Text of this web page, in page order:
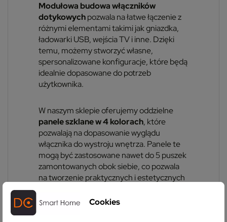
Modułowa budowa włączników
dotykowychpozwala na łatwe łączenie z
różnymi elementami takimi jak gniazdka,
ładowarki USB, wejścia TV i inne. Dzięki
temu, możemy stworzyć własne,
spersonalizowane konfiguracje, które będą
idealnie dopasowane do potrzeb
użytkownika.
W naszym sklepie oferujemy oddzielne
panele szklane w 4 kolorach, które
pozwalają na dopasowanie wyglądu
włącznika do wystroju wnętrza. Panele te
mogą być zastosowane nawet do 5 puszek
zamontowanych obok siebie, co pozwala
na tworzenie praktycznych i estetycznych
Cookies